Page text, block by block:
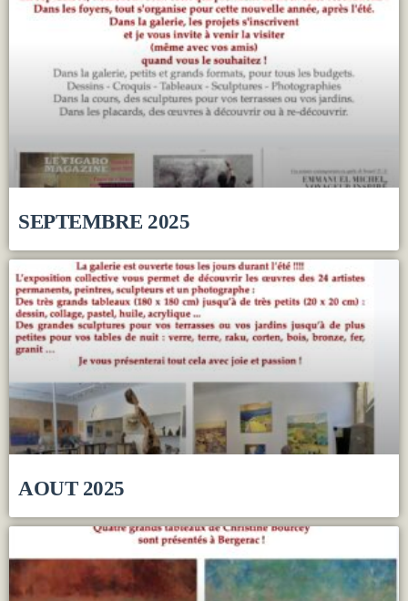
SEPTEMBRE 2025
AOUT 2025